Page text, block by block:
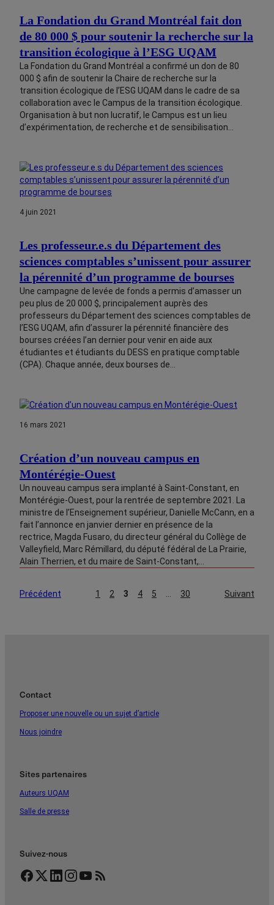
La Fondation du Grand Montréal fait don
de 80 000 $ pour soutenir la recherche sur la
transition écologique à l’ESG UQAM
La Fondation du Grand Montréal a confirmé un don de 80
000 $ afin de soutenir la Chaire de recherche sur la
transition écologique de l’ESG UQAM dans le cadre de sa
collaboration avec le Campus de la transition écologique.
Organisation à but non lucratif, le Campus est un lieu
d’expérimentation, de recherche et de sensibilisation…
4 juin 2021
Les professeur.e.s du Département des
sciences comptables s’unissent pour assurer
la pérennité d’un programme de bourses
Une campagne de levée de fonds a permis d’amasser un
peu plus de 20 000 $, principalement auprès des
professeurs du Département des sciences comptables de
l’ESG UQAM, afin d’assurer la pérennité financière des
bourses créées l’an dernier pour venir en aide aux
étudiantes et étudiants du DESS en pratique comptable
(CPA). Chaque année, deux bourses de…
16 mars 2021
Création d’un nouveau campus en
Montérégie-Ouest
Un nouveau campus sera implanté à Saint-Constant, en
Montérégie-Ouest, pour la rentrée de septembre 2021. La
ministre de l’Enseignement supérieur, Danielle McCann, en a
fait l’annonce en janvier dernier en présence de la
rectrice, Magda Fusaro, du directeur général du Collège de
Valleyfield, Marc Rémillard, du député fédéral de La Prairie,
Alain Therrien, et du maire de Saint-Constant,…
Précédent 1 2 3 4 5 … 30 Suivant
Contact
Proposer une nouvelle ou un sujet d’article
Nous joindre
Sites partenaires
Auteurs UQAM
Salle de presse
Suivez-nous
Facebook Twitter LinkedIn Instagram YouTube Flux RSS